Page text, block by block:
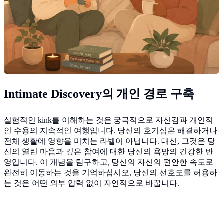
Intimate Discovery의 개인 경로 구축
실험적인 kink를 이해하는 것은 궁극적으로 자신감과 개인적
인 수용의 지속적인 여행입니다. 당신의 호기심은 해결하거나
전체 생활에 영향을 미치는 라벨이 아닙니다. 대신, 그것은 당
신의 열린 마음과 깊은 참여에 대한 당신의 욕망의 건강한 반
영입니다. 이 개념을 탐구하고, 당신의 자신의 편안한 속도로
완전히 이동하는 것을 기억하십시오, 당신의 선호도를 허용하
는 것은 어떤 외부 압력 없이 자연적으로 바꿉니다.